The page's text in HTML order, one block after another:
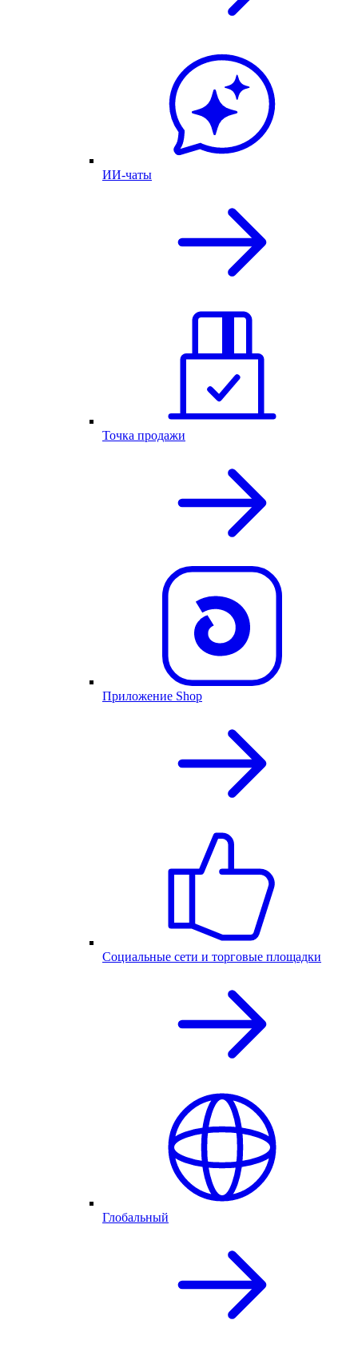
ИИ-чаты
Точка продажи
Приложение Shop
Социальные сети и торговые площадки
Глобальный